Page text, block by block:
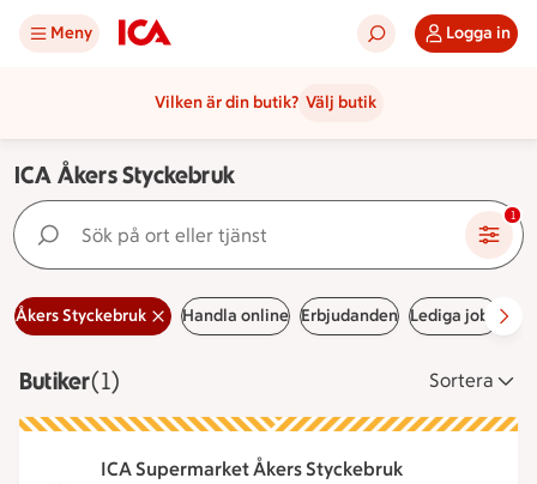
Meny Logga in
Vilken är din butik? Välj butik
ICA Åkers Styckebruk
Sök på ort eller tjänst 1
Åkers Styckebruk Handla online Erbjudanden Lediga jobb
ButikerVisar 1 stycken
(1) Sortera
ICA Supermarket Åkers Styckebruk